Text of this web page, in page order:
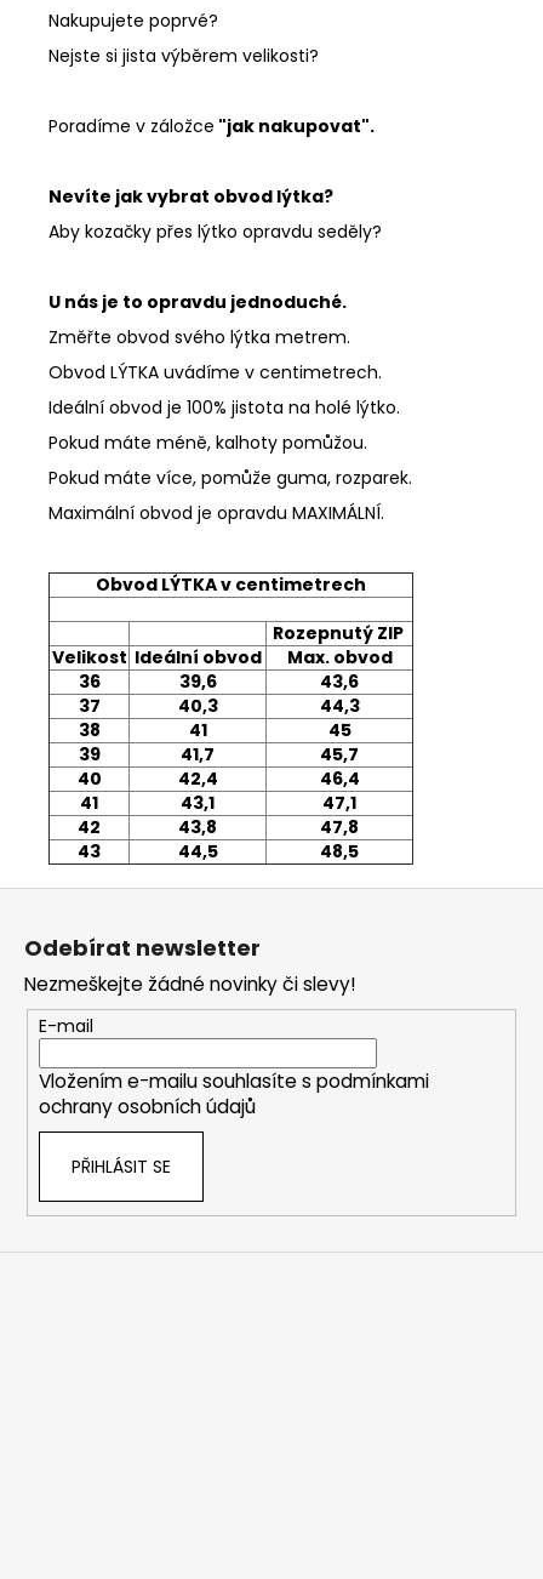
Nakupujete poprvé?
Nejste si jista výběrem velikosti?
Poradíme v záložce "jak nakupovat".
Nevíte jak vybrat obvod lýtka?
Aby kozačky přes lýtko opravdu seděly?
U nás je to opravdu jednoduché.
Změřte obvod svého lýtka metrem.
Obvod LÝTKA uvádíme v centimetrech.
Ideální obvod je 100% jistota na holé lýtko.
Pokud máte méně, kalhoty pomůžou.
Pokud máte více, pomůže guma, rozparek.
Maximální obvod je opravdu MAXIMÁLNÍ.
Obvod LÝTKA v centimetrech
Rozepnutý ZIP
Velikost Ideální obvod
Max. obvod
36
39,6
43,6
37
40,3
44,3
38
41
45
39
41,7
45,7
40
42,4
46,4
41
43,1
47,1
42
43,8
47,8
43
44,5 48,5
Z
Odebírat newsletter
Nezmeškejte žádné novinky či slevy!
E-mail
Vložením e-mailu souhlasíte s podmínkami
ochrany osobních údajů
PŘIHLÁSIT SE